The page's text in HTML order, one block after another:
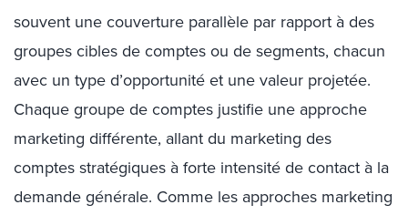
souvent une couverture parallèle par rapport à des
groupes cibles de comptes ou de segments, chacun
avec un type d’opportunité et une valeur projetée.
Chaque groupe de comptes justifie une approche
marketing différente, allant du marketing des
comptes stratégiques à forte intensité de contact à la
demande générale. Comme les approches marketing